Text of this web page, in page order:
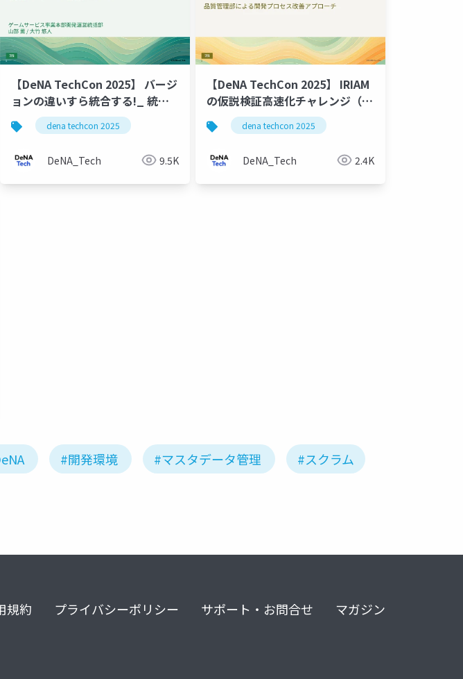
【DeNA TechCon 2025】 バージ
ョンの違いすら統合する!_ 統合
スキーマ言語Muscle
dena techcon 2025
DeNA_Tech 9.5K
【DeNA TechCon 2025】 IRIAM
の仮説検証高速化チャレンジ（プ
ロセス改善アプローチ）
dena techcon 2025
DeNA_Tech 2.4K
#開発環境 #マスタデータ管理 #スクラム
規約 プライバシーポリシー サポート・お問合せ マガジン